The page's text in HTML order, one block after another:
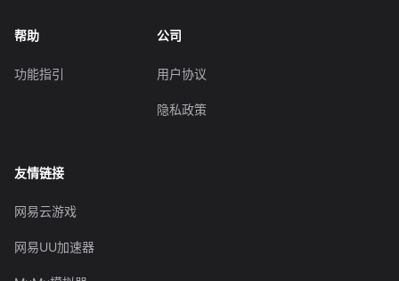
帮助
功能指引
公司
用户协议
隐私政策
友情链接
网易云游戏
网易UU加速器